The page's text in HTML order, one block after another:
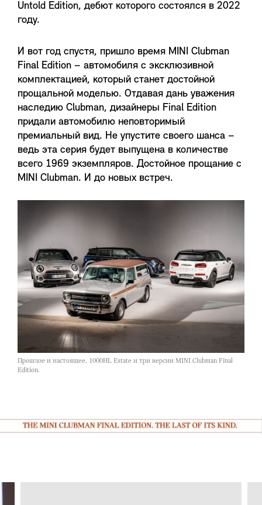
Untold Edition, дебют которого состоялся в 2022
году.
И вот год спустя, пришло время MINI Clubman
Final Edition – автомобиля с эксклюзивной
комплектацией, который станет достойной
прощальной моделью. Отдавая дань уважения
наследию Clubman, дизайнеры Final Edition
придали автомобилю неповторимый
премиальный вид. Не упустите своего шанса –
ведь эта серия будет выпущена в количестве
всего 1969 экземпляров. Достойное прощание с
MINI Clubman. И до новых встреч.
Прошлое и настоящее. 1000HL Estate и три версии MINI Clubman Final
Edition.